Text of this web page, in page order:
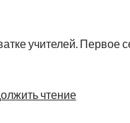
учителей. Первое
чтениеФилологов